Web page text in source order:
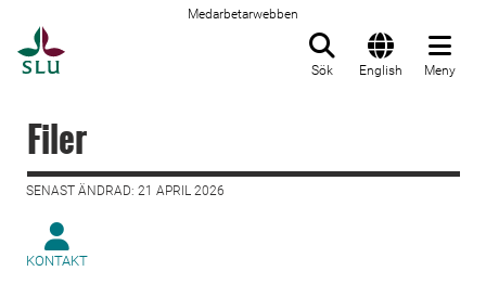
Medarbetarwebben
Sök English Meny
Filer
SENAST ÄNDRAD: 21 APRIL 2026
KONTAKT